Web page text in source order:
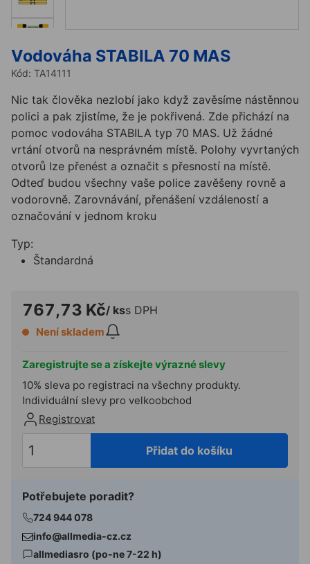
Vodováha STABILA 70 MAS
Kód: TA14111
Nic tak člověka nezlobí jako když zavěsíme nástěnnou
polici a pak zjistíme, že je pokřivená. Zde přichází na
pomoc vodováha STABILA typ 70 MAS. Už žádné
vrtání otvorů na nesprávném místě. Polohy vyvrtaných
otvorů lze přenést a označit s přesností na místě.
Odteď budou všechny vaše police zavěšeny rovně a
vodorovně. Zarovnávání, přenášení vzdáleností a
označování v jednom kroku
Typ:
Štandardná
767,73 Kč/ kss DPH
Není skladem
Zaregistrujte se a získejte výrazné slevy
10% sleva po registraci na všechny produkty.
Individuální slevy pro velkoobchod
Registrovat
Přidat do košíku
Potřebujete poradit?
724 944 078
info@allmedia-cz.cz
allmediasro (po-ne 7-22 h)